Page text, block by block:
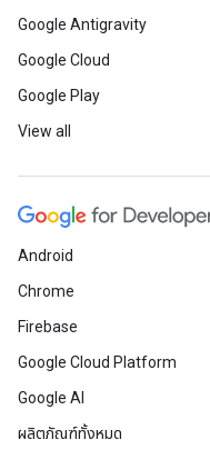
Google Antigravity
Google Cloud
Google Play
View all
Android
Chrome
Firebase
Google Cloud Platform
Google AI
ผลิตภัณฑ์ทั้งหมด